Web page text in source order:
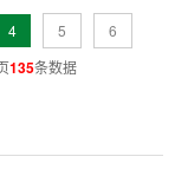
4 5
6
135条数据